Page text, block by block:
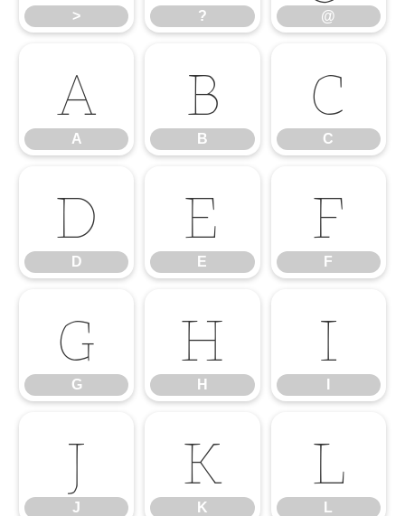
> ? @
A
A
B
B
C
C
D
D
E
E
F
F
G
G
H
H
I
J
J
K
K
L
L